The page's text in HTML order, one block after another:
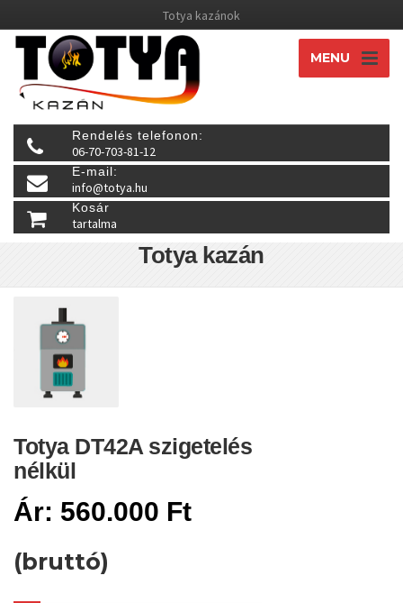
Totya kazánok
MENU
Rendelés telefonon:
06-70-703-81-12
E-mail:
info@totya.hu
Kosár
tartalma
Totya kazán
Totya DT42A szigetelés
nélkül
560.000 Ft
(bruttó)